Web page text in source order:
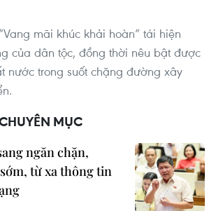
mãi khúc khải hoàn” tái hiện
của dân tộc, đồng thời nêu bật được
nước trong suốt chặng đường xây
MỤC
ngăn chặn,
từ xa thông tin